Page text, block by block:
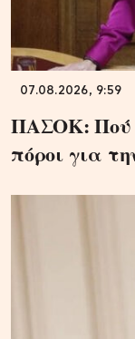
07.08.2026, 9:59
ΠΑΣΟΚ: Πού
πόροι για